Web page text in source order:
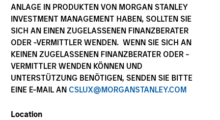
ANLAGE IN PRODUKTEN VON MORGAN STANLEY
INVESTMENT MANAGEMENT HABEN, SOLLTEN SIE
SICH AN EINEN ZUGELASSENEN FINANZBERATER
ODER -VERMITTLER WENDEN. WENN SIE SICH AN
KEINEN ZUGELASSENEN FINANZBERATER ODER -
VERMITTLER WENDEN KÖNNEN UND
UNTERSTÜTZUNG BENÖTIGEN, SENDEN SIE BITTE
EINE E-MAIL AN CSLUX@MORGANSTANLEY.COM
Location